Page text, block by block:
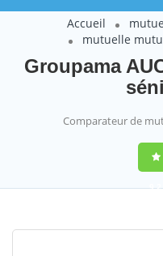
Accueil
mutuelle
Groupama
Comparateur de
9,2